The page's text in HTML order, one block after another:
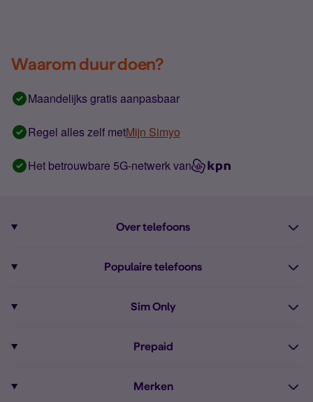
Waarom duur doen?
Maandelijks gratis aanpasbaar
Regel alles zelf metMijn Simyo
Het betrouwbare 5G-netwerk van
Over telefoons
Alle telefoons
Populaire telefoons
iPhone 16
Sim Only
Onbeperkt bellen
Prepaid
Merken